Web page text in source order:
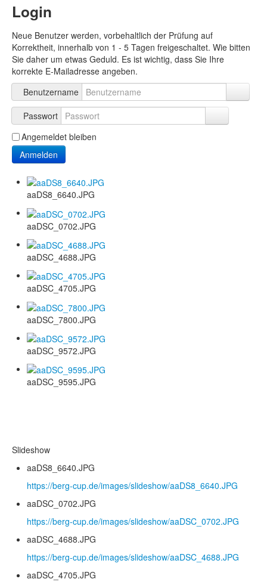
Login
Neue Benutzer werden, vorbehaltlich der Prüfung auf
Korrektheit, innerhalb von 1 - 5 Tagen freigeschaltet. Wie bitten
Sie daher um etwas Geduld. Es ist wichtig, dass Sie Ihre
korrekte E-Mailadresse angeben.
Benutzername
Passwort
Angemeldet bleiben
Anmelden
aaDS8_6640.JPG
aaDSC_0702.JPG
aaDSC_4688.JPG
aaDSC_4705.JPG
aaDSC_7800.JPG
aaDSC_9572.JPG
aaDSC_9595.JPG
Slideshow
aaDS8_6640.JPG
https://berg-cup.de/images/slideshow/aaDS8_6640.JPG
aaDSC_0702.JPG
https://berg-cup.de/images/slideshow/aaDSC_0702.JPG
aaDSC_4688.JPG
https://berg-cup.de/images/slideshow/aaDSC_4688.JPG
aaDSC_4705.JPG